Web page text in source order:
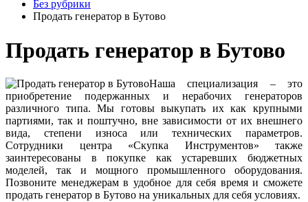
Без рубрики
Продать генератор в Бутово
Продать генератор в Бутово
Наша специализация – это
приобретение подержанных и нерабочих генераторов
различного типа. Мы готовы выкупать их как крупными
партиями, так и поштучно, вне зависимости от их внешнего
вида, степени износа или технических параметров.
Сотрудники центра «Скупка Инструментов» также
заинтересованы в покупке как устаревших бюджетных
моделей, так и мощного промышленного оборудования.
Позвоните менеджерам в удобное для себя время и сможете
продать генератор в Бутово на уникальных для себя условиях.